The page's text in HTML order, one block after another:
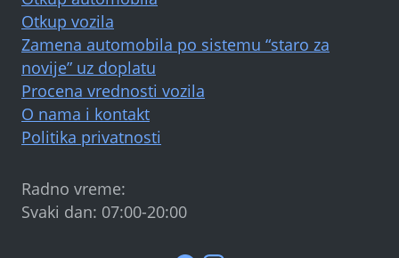
Otkup vozila
Zamena automobila po sistemu “staro za
novije” uz doplatu
Procena vrednosti vozila
O nama i kontakt
Politika privatnosti
Radno vreme:
Svaki dan: 07:00-20:00